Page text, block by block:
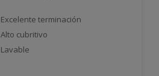
Excelente terminación
Alto cubritivo
Lavable